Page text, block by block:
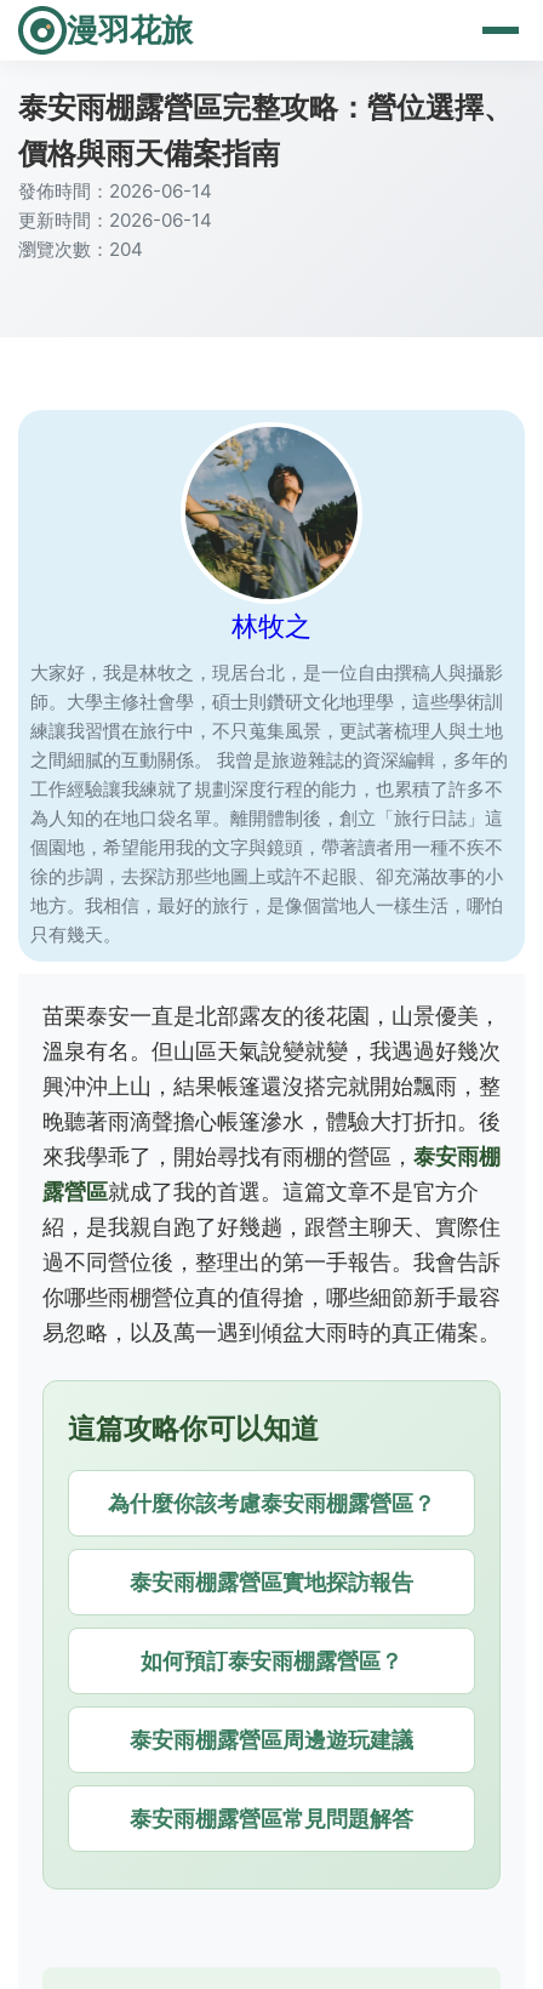
漫羽花旅
泰安雨棚露營區完整攻略：營位選擇、
價格與雨天備案指南
發佈時間：2026-06-14
更新時間：2026-06-14
瀏覽次數：204
林牧之
大家好，我是林牧之，現居台北，是一位自由撰稿人與攝影
師。大學主修社會學，碩士則鑽研文化地理學，這些學術訓
練讓我習慣在旅行中，不只蒐集風景，更試著梳理人與土地
之間細膩的互動關係。 我曾是旅遊雜誌的資深編輯，多年的
工作經驗讓我練就了規劃深度行程的能力，也累積了許多不
為人知的在地口袋名單。離開體制後，創立「旅行日誌」這
個園地，希望能用我的文字與鏡頭，帶著讀者用一種不疾不
徐的步調，去探訪那些地圖上或許不起眼、卻充滿故事的小
地方。我相信，最好的旅行，是像個當地人一樣生活，哪怕
只有幾天。
苗栗泰安一直是北部露友的後花園，山景優美，
溫泉有名。但山區天氣說變就變，我遇過好幾次
興沖沖上山，結果帳篷還沒搭完就開始飄雨，整
晚聽著雨滴聲擔心帳篷滲水，體驗大打折扣。後
來我學乖了，開始尋找有雨棚的營區， 泰安雨棚
露營區就成了我的首選。這篇文章不是官方介
紹，是我親自跑了好幾趟，跟營主聊天、實際住
過不同營位後，整理出的第一手報告。我會告訴
你哪些雨棚營位真的值得搶，哪些細節新手最容
易忽略，以及萬一遇到傾盆大雨時的真正備案。
這篇攻略你可以知道
為什麼你該考慮泰安雨棚露營區？
泰安雨棚露營區實地探訪報告
如何預訂泰安雨棚露營區？
泰安雨棚露營區周邊遊玩建議
泰安雨棚露營區常見問題解答